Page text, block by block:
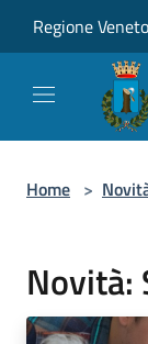
Regione Veneto
Home >
Novità: